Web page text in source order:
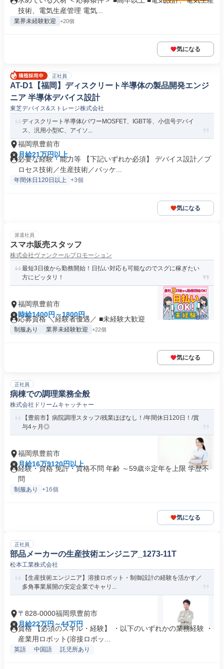
技術、電気生産管理 電気...
業界未経験歓迎 +20個
気になる
正社員
AT-D1【福岡】ディスクリート半導体の製品開発エンジ
ニア 半導体デバイス設計
東芝デバイス&ストレージ株式会社
ディスクリート半導体(パワーMOSFET、IGBT等、小信号デバイ
ス、汎用小型IC、アイソ...
福岡県豊前市
月給21万円以上
必要な経験・能力等 【下記いずれか必須】 デバイス設計／プ
ロセス技術／生産技術／パッケ...
年間休日120日以上 +3個
気になる
派遣社員
スマホ販売スタッフ
株式会社ヴァンクールプロモーション
最短3日後から勤務開始！日払い対応も可能なのでスグに稼ぎたい
方にピッタリ！
福岡県豊前市
時給1400円～1800円
応募資格 ＼経験者優遇／ ■未経験大歓迎
制服あり 業界未経験歓迎 +22個
気になる
正社員
病棟での調理業務全般
株式会社ドリームキャッチャー
【豊前市】病院調理スタッフ/残業ほぼなし！/年間休日120日！/賞
与4ヶ月◎
福岡県豊前市
月給16万9120円以上
経験・資格 免許・資格不問 年齢 ～59歳※定年を上限 学歴不
問
制服あり +16個
気になる
正社員
部品メーカーの生産技術エンジニア_1273-11T
松本工業株式会社
【生産技術エンジニア】溶接ロボット・制御設計の経験を活かす／
多角事業展開の安定企業でキャリ...
〒828-0000福岡県豊前市
月給22万円～44万円
資格 【必須のスキル・経験】 ・以下のいずれかの業務経験 ・
産業用ロボット(溶接ロボッ...
英語 中国語 託児所あり